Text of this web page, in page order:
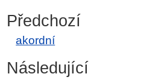
Předchozí
akordní
Následující